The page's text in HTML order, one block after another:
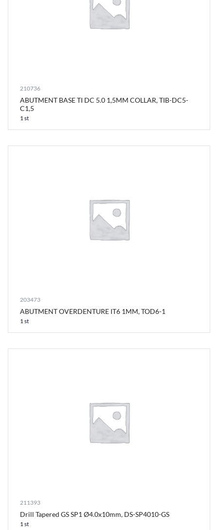
210736
ABUTMENT BASE TI DC 5.0 1,5MM COLLAR, TIB-DC5-
C1,5
1 st
203473
ABUTMENT OVERDENTURE IT6 1MM, TOD6-1
1 st
211393
Drill Tapered GS SP1 Ø4.0x10mm, DS-SP4010-GS
1 st